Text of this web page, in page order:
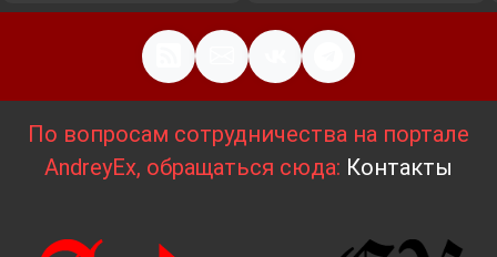
По вопросам сотрудничества на портале
AndreyEx, обращаться сюда: Контакты